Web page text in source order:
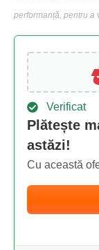
performanță, pentru a
Verificat
Plătește
astăzi!
Cu această